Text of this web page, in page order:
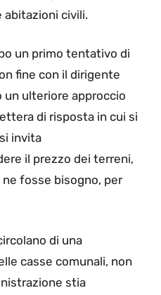
abitazioni civili.
un primo tentativo di
fine con il dirigente
un ulteriore approccio
di risposta in cui si
invita
il prezzo dei terreni,
fosse bisogno, per
di una
casse comunali, non
stia